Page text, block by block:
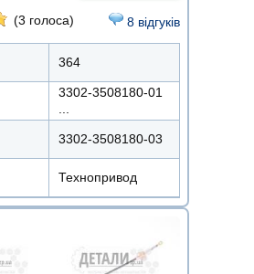
(3 голоса) 8 відгуків
364
3302-3508180-01
3302-3508180-03
Технопривод